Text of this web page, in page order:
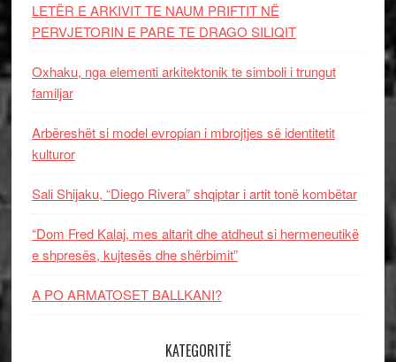
LETËR E ARKIVIT TE NAUM PRIFTIT NË
PERVJETORIN E PARE TE DRAGO SILIQIT
Oxhaku, nga elementi arkitektonik te simboli i trungut
familjar
Arbëreshët si model evropian i mbrojtjes së identitetit
kulturor
Sali Shijaku, “Diego Rivera” shqiptar i artit tonë kombëtar
“Dom Fred Kalaj, mes altarit dhe atdheut si hermeneutikë
e shpresës, kujtesës dhe shërbimit”
A PO ARMATOSET BALLKANI?
KATEGORITË